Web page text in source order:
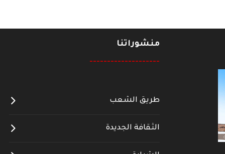
منشوراتنا
--------------------
طريق الشعب
الثقافة الجديدة